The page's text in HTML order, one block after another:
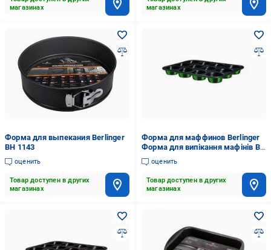
магазинах
магазинах
Форма для выпекания Berlinger
BH 1143
оценить
Товар доступен в других
магазинах
Форма для маффинов Berlinger
Форма для випікання мафінів BH
6460
оценить
Товар доступен в других
магазинах